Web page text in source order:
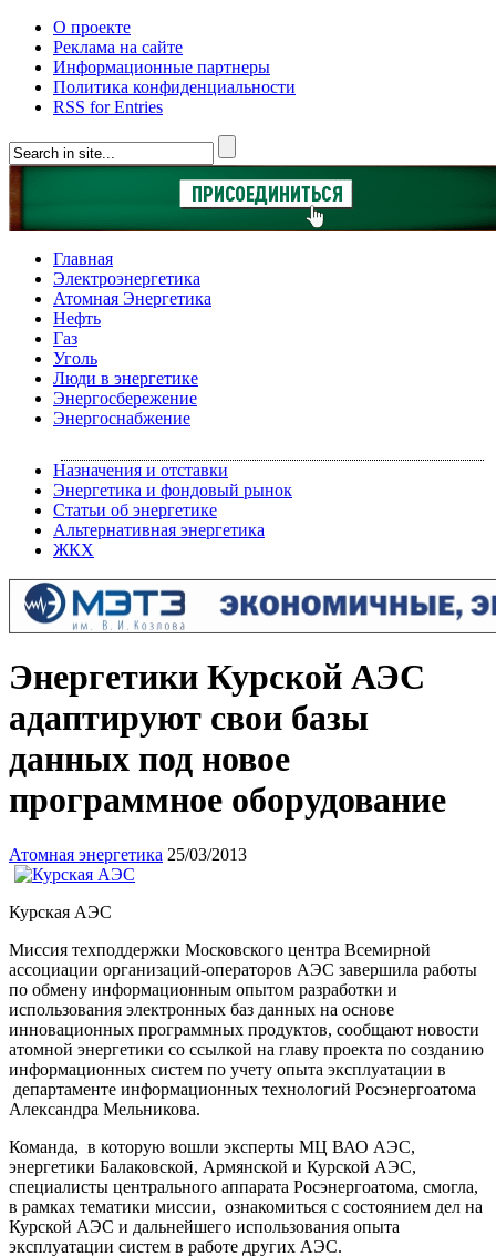
О проекте
Реклама на сайте
Информационные партнеры
Политика конфиденциальности
RSS for Entries
Главная
Электроэнергетика
Атомная Энергетика
Нефть
Газ
Уголь
Люди в энергетике
Энергосбережение
Энергоснабжение
Назначения и отставки
Энергетика и фондовый рынок
Статьи об энергетике
Альтернативная энергетика
ЖКХ
Энергетики Курской АЭС
адаптируют свои базы
данных под новое
программное оборудование
Атомная энергетика 25/03/2013
Курская АЭС
Миссия техподдержки Московского центра Всемирной
ассоциации организаций-операторов АЭС завершила работы
по обмену информационным опытом разработки и
использования электронных баз данных на основе
инновационных программных продуктов, сообщают новости
атомной энергетики со ссылкой на главу проекта по созданию
информационных систем по учету опыта эксплуатации в
департаменте информационных технологий Росэнергоатома
Александра Мельникова.
Команда, в которую вошли эксперты МЦ ВАО АЭС,
энергетики Балаковской, Армянской и Курской АЭС,
специалисты центрального аппарата Росэнергоатома, смогла,
в рамках тематики миссии, ознакомиться с состоянием дел на
Курской АЭС и дальнейшего использования опыта
эксплуатации систем в работе других АЭС.